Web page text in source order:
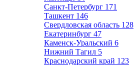
Санкт-Петербург 171
Ташкент 146
Свердловская область 128
Екатеринбург 47
Каменск-Уральский 6
Нижний Тагил 5
Краснодарский край 123